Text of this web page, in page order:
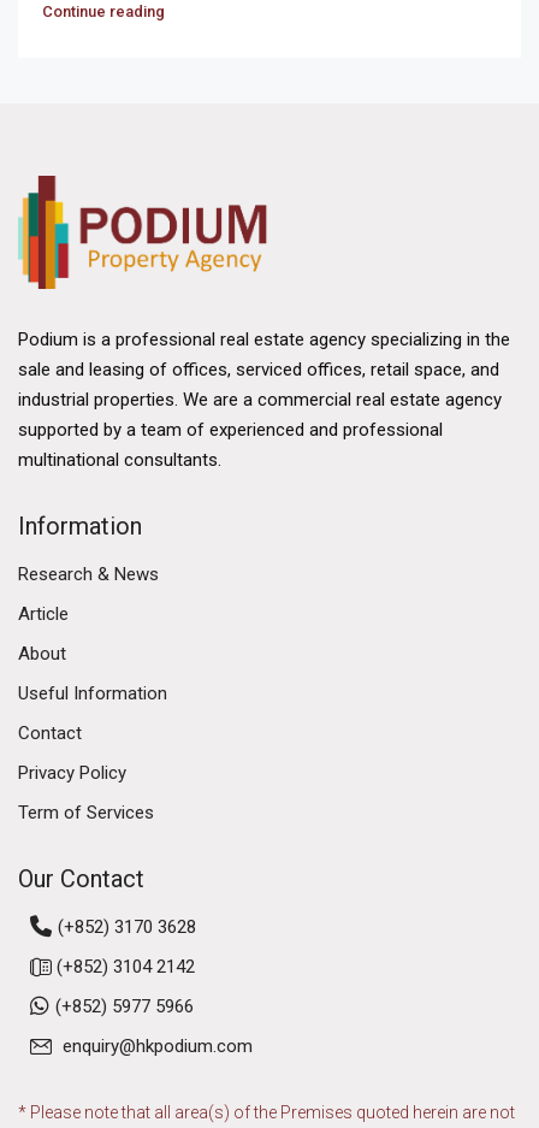
Continue reading
Podium is a professional real estate agency specializing in the
sale and leasing of offices, serviced offices, retail space, and
industrial properties. We are a commercial real estate agency
supported by a team of experienced and professional
multinational consultants.
Information
Research & News
Article
About
Useful Information
Contact
Privacy Policy
Term of Services
Our Contact
(+852) 3170 3628
(+852) 3104 2142
(+852) 5977 5966
enquiry@hkpodium.com
* Please note that all area(s) of the Premises quoted herein are not